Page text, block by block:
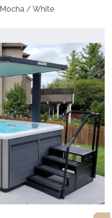
/ White